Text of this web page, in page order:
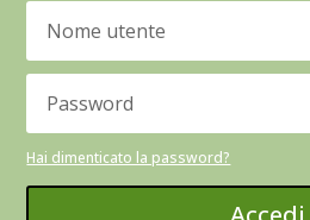
Hai dimenticato la password?